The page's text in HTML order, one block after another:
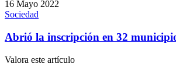
16 Mayo 2022
Sociedad
Abrió la inscripción en 32
Valora este artículo